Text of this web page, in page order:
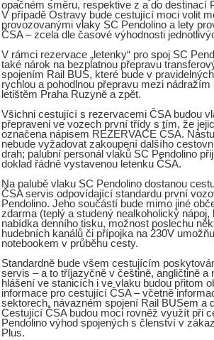
opačném směru, respektive z a do destinací
V případě Ostravy bude cestující moci volit
provozovanými vlaky SC Pendolino a lety
ČSA – zcela dle časové výhodnosti
V rámci rezervace „letenky“ pro spoj SC
také nárok na bezplatnou přepravu
spojením Rail BUS, které bude v
rychlou a pohodlnou přepravu mezi
letištěm Praha Ruzyně a zpět.
Všichni cestující s rezervacemi ČSA budou
přepraveni ve vozech první třídy s tím, že
označena nápisem REZERVACE ČSA.
nebude vyžadovat zakoupení dalšího
drah; palubní personál vlaků SC Pendolino
doklad řádně vystavenou letenku ČSA.
Na palubě vlaku SC Pendolino dostanou
ČSA servis odpovídající standardu první
Pendolino. Jeho součástí bude mimo jiné
zdarma (teplý a studený nealkoholický nápoj,
nabídka denního tisku, možnost poslechu
hudebních kanálů či přípojka na 230V
notebookem v průběhu cesty.
Standardně bude všem cestujícím
servis – a to tříjazyčně v češtině, angličtině a
hlášení ve stanicích i ve vlaku budou přitom
informace pro cestující ČSA – včetně
sektorech, návazném spojení Rail BUSem a
Cestující ČSA budou moci rovněž využít při
Pendolino výhod spojených s členství v
Plus.